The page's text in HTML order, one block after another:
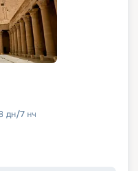
дн/7 нч